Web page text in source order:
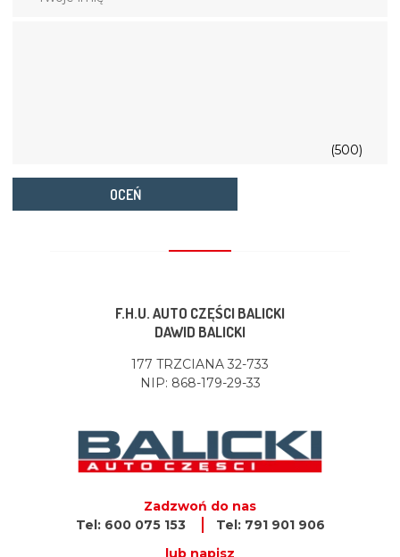
(500)
OCEŃ
F.H.U. AUTO CZĘŚCI BALICKI
DAWID BALICKI
177 TRZCIANA 32-733
NIP: 868-179-29-33
Zadzwoń do nas
Tel: 600 075 153
Tel: 791 901 906
lub napisz